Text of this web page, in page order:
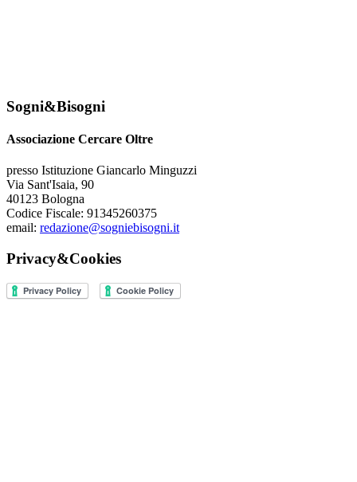
Sogni&Bisogni
Associazione Cercare Oltre
presso Istituzione Giancarlo Minguzzi
Via Sant'Isaia, 90
40123 Bologna
Codice Fiscale: 91345260375
email: redazione@sogniebisogni.it
Privacy&Cookies